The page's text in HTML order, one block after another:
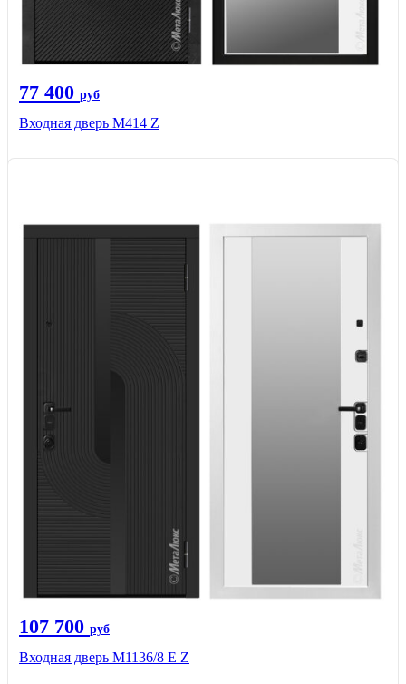
77 400 руб
Входная дверь М414 Z
107 700 руб
Входная дверь М1136/8 Е Z